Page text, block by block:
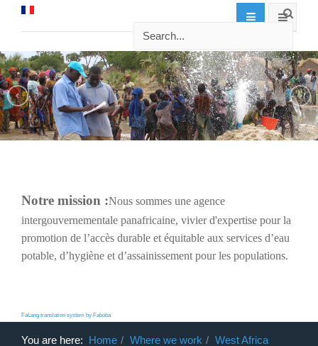
Notre mission :Nous sommes une agence
intergouvernementale panafricaine, vivier d'expertise pour la
promotion de l’accès durable et équitable aux services d’eau
potable, d’hygiène et d’assainissement pour les populations.
FaLang translation system by Faboba
You are here: Home Where we work
West Africa